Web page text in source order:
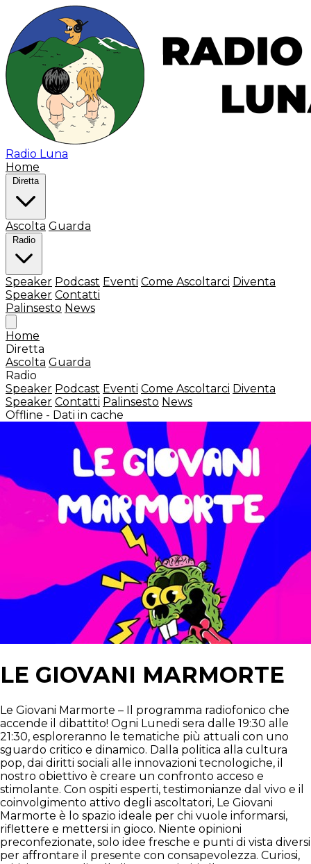
Radio Luna
Home
Diretta
Ascolta Guarda
Radio
Speaker Podcast Eventi Come Ascoltarci Diventa
Speaker Contatti
Palinsesto News
Home
Diretta
Ascolta Guarda
Radio
Speaker Podcast Eventi Come Ascoltarci Diventa
Speaker Contatti Palinsesto News
Offline - Dati in cache
LE GIOVANI MARMORTE
Le Giovani Marmorte – Il programma radiofonico che
accende il dibattito! Ogni Lunedi sera dalle 19:30 alle
21:30, esploreranno le tematiche più attuali con uno
sguardo critico e dinamico. Dalla politica alla cultura
pop, dai diritti sociali alle innovazioni tecnologiche, il
nostro obiettivo è creare un confronto acceso e
stimolante. Con ospiti esperti, testimonianze dal vivo e il
coinvolgimento attivo degli ascoltatori, Le Giovani
Marmorte è lo spazio ideale per chi vuole informarsi,
riflettere e mettersi in gioco. Niente opinioni
preconfezionate, solo idee fresche e punti di vista diversi
per affrontare il presente con consapevolezza. Curiosi,